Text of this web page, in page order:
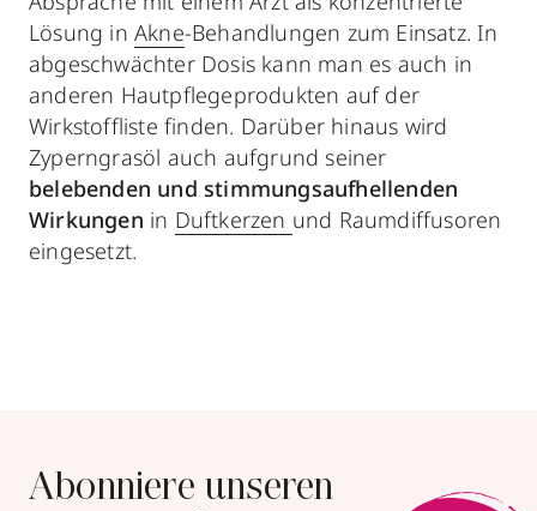
Lösung in Akne-Behandlungen zum Einsatz. In
abgeschwächter Dosis kann man es auch in
anderen Hautpflegeprodukten auf der
Wirkstoffliste finden. Darüber hinaus wird
Zyperngrasöl auch aufgrund seiner
belebenden und stimmungsaufhellenden
Wirkungen in Duftkerzen und Raumdiffusoren
eingesetzt.
Abonniere unseren